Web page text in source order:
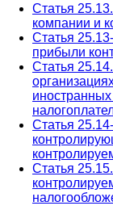
Статья
компании и
Статья
прибыли
Статья
Статья
Статья